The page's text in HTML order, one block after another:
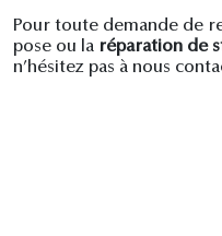
Pour toute demande de
pose ou la réparation de
n’hésitez pas à nous